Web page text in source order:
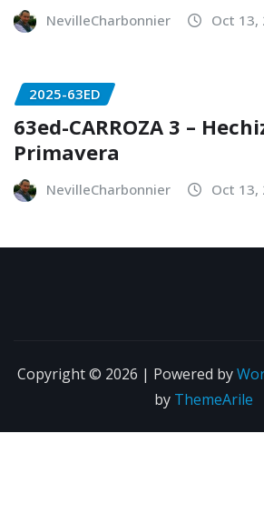
NevilleCharbonnier Oct 13,
2025-63ED
63ed-CARROZA 3 –
Primavera
NevilleCharbonnier Oct 13,
Copyright © 2026 | Powered by
by ThemeArile